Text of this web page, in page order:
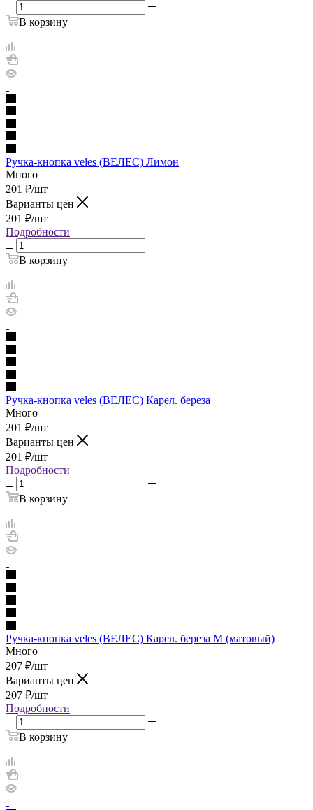
В корзину
Ручка-кнопка veles (ВЕЛЕС) Лимон
Много
201 ₽/шт
Варианты цен
201 ₽/шт
Подробности
В корзину
Ручка-кнопка veles (ВЕЛЕС) Карел. береза
Много
201 ₽/шт
Варианты цен
201 ₽/шт
Подробности
В корзину
Ручка-кнопка veles (ВЕЛЕС) Карел. береза М (матовый)
Много
207 ₽/шт
Варианты цен
207 ₽/шт
Подробности
В корзину